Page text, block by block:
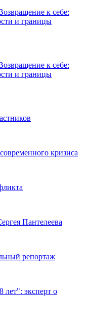
к себе:
и границы
к себе:
и границы
кризиса
Пантелеева
репортаж
лет": эксперт о